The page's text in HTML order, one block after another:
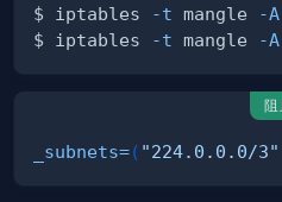
$ iptables
-t mangle -A
$ iptables
-t mangle -A
阻
_subnets=( "224.0.0.0/3"